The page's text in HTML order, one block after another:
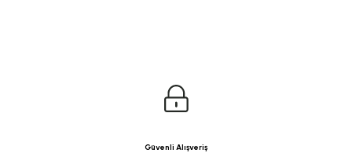
Güvenli Alışveriş